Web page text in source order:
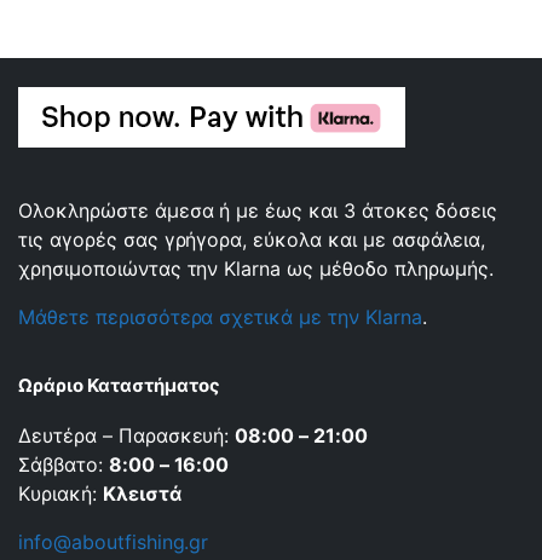
Ολοκληρώστε άμεσα ή με έως και 3 άτοκες δόσεις
τις αγορές σας γρήγορα, εύκολα και με ασφάλεια,
χρησιμοποιώντας την Klarna ως μέθοδο πληρωμής.
Μάθετε περισσότερα σχετικά με την Klarna.
Ωράριο Καταστήματος
Δευτέρα – Παρασκευή:08:00 – 21:00
Σάββατο: 8:00 – 16:00
Κυριακή: Κλειστά
info@aboutfishing.gr